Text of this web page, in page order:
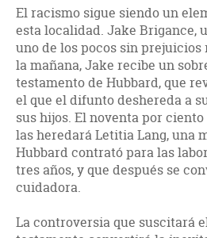
El racismo sigue siendo un
esta localidad. Jake Brigance,
uno de los pocos sin prejuicios
la mañana, Jake recibe un
testamento de Hubbard, que
el que el difunto deshereda a
sus hijos. El noventa por
las heredará Letitia Lang, una
Hubbard contrató para las
tres años, y que después se
cuidadora.
La controversia que suscitará